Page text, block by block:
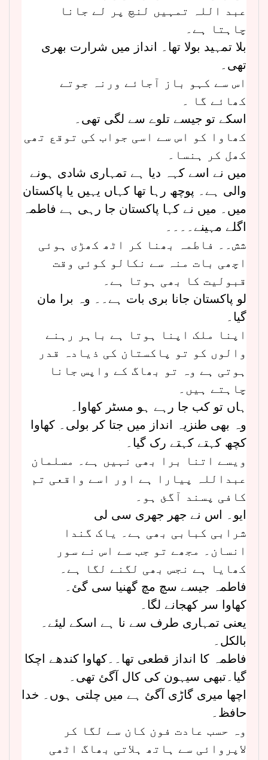
عبد اللہ تمہیں لنچ پر لے جانا
چاہتا ہے۔
بلا تمہید بولا تھا۔ انداز میں شرارت بھری
تھی۔
اس سے کہو باز آجائے ورنہ جوتے
کھائے گا ۔
اسکے تو جیسے تلوے سے لگی تھی۔
کھاوا کو اس سے اسی جواب کی توقع تھی
کھل کر ہنسا۔
میں نے اسے کہہ دیا ہے تمہاری شادی ہونے
والی ہے۔ پوچھ رہا تھا کہاں یہیں یا پاکستان
میں۔ میں نے کہا پاکستان جا رہی ہے فاطمہ
اگلے مہینے۔۔۔۔
شش۔۔ فاطمہ بھنا کر اٹھ کھڑی ہوئی
اچھی بات منہ سے نکالو کوئی وقت
قبولیت کا بھی ہوتا ہے۔
لو پاکستان جانا بری بات ہے۔۔ وہ برا مان
گیا۔
اپنا ملک اپنا ہوتا ہے باہر رہنے
والوں کو تو پاکستان کی ذیادہ قدر
ہوتی ہے وہ تو بھاگ کے واپس جانا
چاہتے ہیں۔
ہاں تو کب جا رہے ہو مسٹر کھاوا۔
وہ بھی طنزیہ انداز میں جتا کر بولی۔ کھاوا
کچھ کہتے کہتے رک گیا۔
ویسے اتنا برا بھی نہیں ہے۔ مسلمان
عبداللہ پیارا ہے اور اسے واقعی تم
کافی پسند آگئ ہو۔
ایو۔ اس نے جھر جھری سی لی
شرابی کبابی بھی ہے۔ یاک گندا
انسان۔ مجھے تو جب سے اس نے سور
کھایا ہے نجس بھی لگنے لگا ہے۔
فاطمہ جیسے سچ مچ گھنیا سی گئ۔
کھاوا سر کھجانے لگا۔
یعنی تمہاری طرف سے نا ہے اسکے لیئے۔
بالکل۔
فاطمہ کا انداز قطعی تھا۔۔کھاوا کندھے اچکا
گیا۔تبھی سیہون کی کال آگئ تھی۔
اچھا میری گاڑی آگئ ہے میں چلتی ہوں۔ خدا
حافظ۔
وہ حسب عادت فون کان سے لگا کر
لاپروائی سے ہاتھ ہلاتی بھاگ اٹھی